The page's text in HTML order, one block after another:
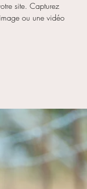
site. Capturez
ou une vidéo